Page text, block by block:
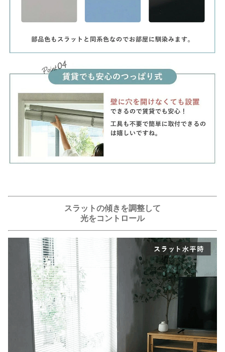
スラットの傾きを調整して
光をコントロール